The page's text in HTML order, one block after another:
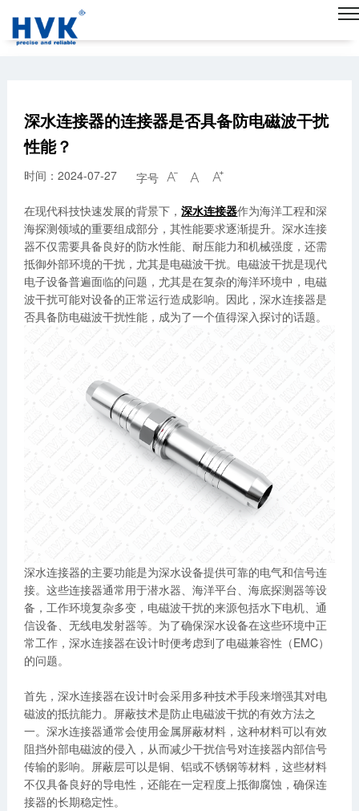
深水连接器的连接器是否具备防电磁波干扰
性能？
时间：2024-07-27 字号   
在现代科技快速发展的背景下，深水连接器作为海洋工程和深
海探测领域的重要组成部分，其性能要求逐渐提升。深水连接
器不仅需要具备良好的防水性能、耐压能力和机械强度，还需
抵御外部环境的干扰，尤其是电磁波干扰。电磁波干扰是现代
电子设备普遍面临的问题，尤其是在复杂的海洋环境中，电磁
波干扰可能对设备的正常运行造成影响。因此，深水连接器是
否具备防电磁波干扰性能，成为了一个值得深入探讨的话题。
深水连接器的主要功能是为深水设备提供可靠的电气和信号连
接。这些连接器通常用于潜水器、海洋平台、海底探测器等设
备，工作环境复杂多变，电磁波干扰的来源包括水下电机、通
信设备、无线电发射器等。为了确保深水设备在这些环境中正
常工作，深水连接器在设计时便考虑到了电磁兼容性（EMC）
的问题。
首先，深水连接器在设计时会采用多种技术手段来增强其对电
磁波的抵抗能力。屏蔽技术是防止电磁波干扰的有效方法之
一。深水连接器通常会使用金属屏蔽材料，这种材料可以有效
阻挡外部电磁波的侵入，从而减少干扰信号对连接器内部信号
传输的影响。屏蔽层可以是铜、铝或不锈钢等材料，这些材料
不仅具备良好的导电性，还能在一定程度上抵御腐蚀，确保连
接器的长期稳定性。